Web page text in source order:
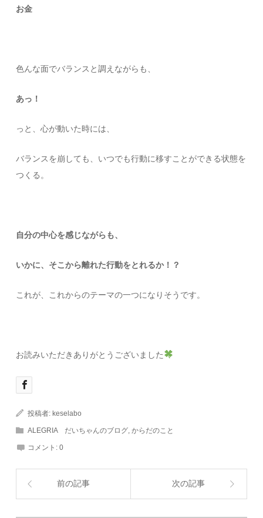
お金
色んな面でバランスと調えながらも、
あっ！
っと、心が動いた時には、
バランスを崩しても、いつでも行動に移すことができる状態を
つくる。
自分の中心を感じながらも、
いかに、そこから離れた行動をとれるか！？
これが、これからのテーマの一つになりそうです。
お読みいただきありがとうございました
投稿者:keselabo
ALEGRIA だいちゃんのブログ,からだのこと
コメント:0
前の記事 次の記事